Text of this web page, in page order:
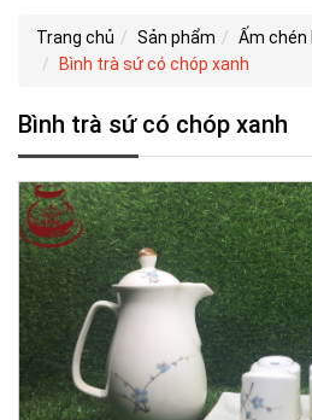
Trang chủ Sản phẩm
Ấm chén
Bình trà sứ có chóp xanh
Bình trà sứ có chóp xanh